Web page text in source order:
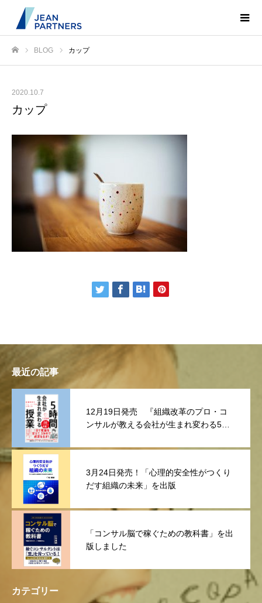
BLOG カップ
2020.10.7
カップ
最近の記事
12月19日発売 『組織改革のプロ・コ
ンサルが教える会社が生まれ変わる5時
3月24日発売！「心理的安全性がつくり
だす組織の未来」を出版
「コンサル脳で稼ぐための教科書」を出
版しました
カテゴリー